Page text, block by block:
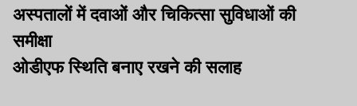
अस्पतालों में दवाओं और चिकित्सा सुविधाओं की
समीक्षा
ओडीएफ स्थिति बनाए रखने की सलाह